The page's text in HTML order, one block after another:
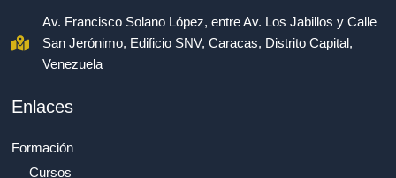
Av. Francisco Solano López, entre Av. Los Jabillos y Calle
San Jerónimo, Edificio SNV, Caracas, Distrito Capital,
Venezuela
Enlaces
Formación
Cursos